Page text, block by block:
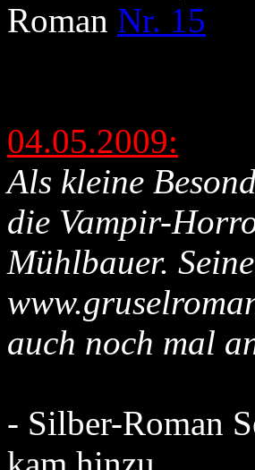
Roman Nr. 15
04.05.2009:
Als kleine
die Vampir-
Mühlbauer.
auch noch mal
- Silber-Roman